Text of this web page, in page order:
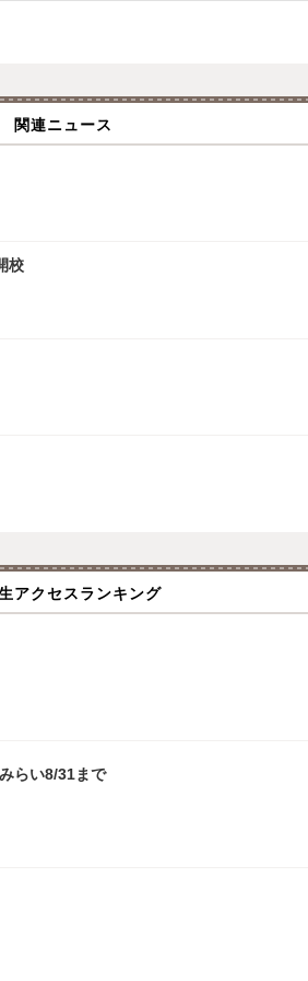
関連ニュース
校
アクセスランキング
らい8/31まで